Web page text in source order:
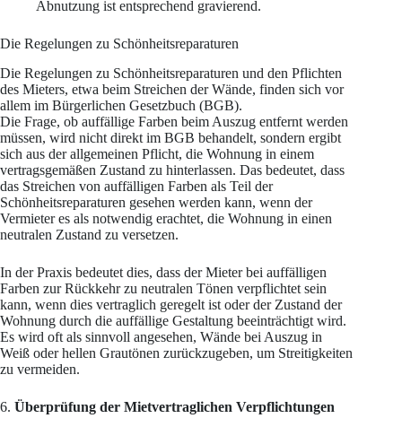
Abnutzung ist entsprechend gravierend.
Die Regelungen zu Schönheitsreparaturen
Die Regelungen zu Schönheitsreparaturen und den Pflichten
des Mieters, etwa beim Streichen der Wände, finden sich vor
allem im Bürgerlichen Gesetzbuch (BGB).
Die Frage, ob auffällige Farben beim Auszug entfernt werden
müssen, wird nicht direkt im BGB behandelt, sondern ergibt
sich aus der allgemeinen Pflicht, die Wohnung in einem
vertragsgemäßen Zustand zu hinterlassen. Das bedeutet, dass
das Streichen von auffälligen Farben als Teil der
Schönheitsreparaturen gesehen werden kann, wenn der
Vermieter es als notwendig erachtet, die Wohnung in einen
neutralen Zustand zu versetzen.
In der Praxis bedeutet dies, dass der Mieter bei auffälligen
Farben zur Rückkehr zu neutralen Tönen verpflichtet sein
kann, wenn dies vertraglich geregelt ist oder der Zustand der
Wohnung durch die auffällige Gestaltung beeinträchtigt wird.
Es wird oft als sinnvoll angesehen, Wände bei Auszug in
Weiß oder hellen Grautönen zurückzugeben, um Streitigkeiten
zu vermeiden.
6. Überprüfung der Mietvertraglichen Verpflichtungen